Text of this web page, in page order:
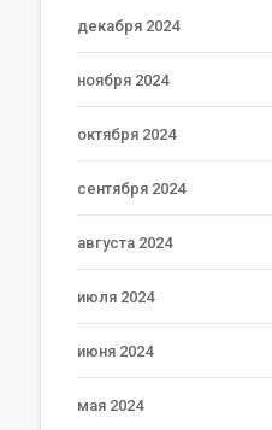
декабря 2024
ноября 2024
октября 2024
сентября 2024
августа 2024
июля 2024
июня 2024
мая 2024